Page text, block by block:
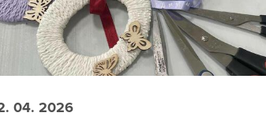
04. 2026